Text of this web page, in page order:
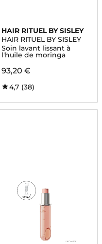
HAIR RITUEL BY SISLEY
HAIR RITUEL BY SISLEY
Soin lavant lissant à
l'huile de moringa
93,20 €
4,7 (38)